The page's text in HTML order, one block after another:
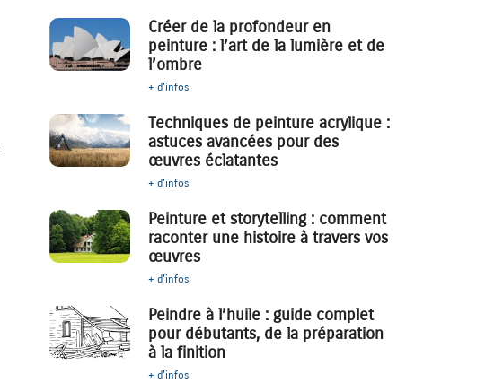
Créer de la profondeur en
peinture : l’art de la lumière et de
l’ombre
+ d'infos
Techniques de peinture acrylique :
astuces avancées pour des
œuvres éclatantes
+ d'infos
Peinture et storytelling : comment
raconter une histoire à travers vos
œuvres
+ d'infos
Peindre à l’huile : guide complet
pour débutants, de la préparation
à la finition
+ d'infos